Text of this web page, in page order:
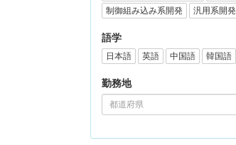
制御組み込み系開発
汎用系開発
語学
日本語 英語 中国語 韓国語
勤務地
都道府県